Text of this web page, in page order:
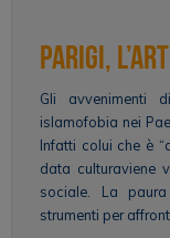
Parigi,
Gli avvenimenti
islamofobia nei
Infatti colui che è
data culturaviene
sociale. La
strumenti per